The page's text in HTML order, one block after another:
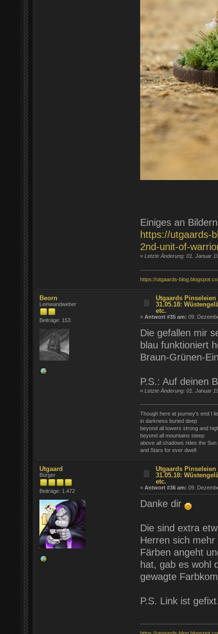
Einiges an
https://utgaards-
2nd-unit-of-
« Letzte Änderung: 01. Januar
https://utgaards-
Beorn
Leinwandweber
Beiträge: 153
Utgaards
31.05.18:
etc.
« Antwort #35 am: 09.
Die gefallen mir
blau funktioniert
Braun-Grünen-
P.S.: Auf deinen
« Letzte Änderung: 01. Januar
Though here at journey's end I lie
in darkness buried deep
beyond all towers strong and
beyond all mountains steep
above all shadows rides the Sun
and Stars for ever dwell
Utgaard
Bürger
Beiträge: 1.472
Utgaards
31.05.18:
etc.
« Antwort #36 am: 09.
Danke dir
Die sind extra
Herren sich
Färben angeht
hat, gab es wohl
gewagte
P.S. Link ist